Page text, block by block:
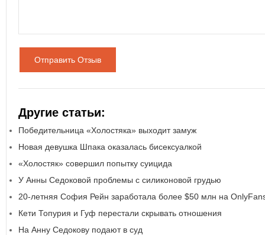
Отправить Отзыв
Другие статьи:
Победительница «Холостяка» выходит замуж
Новая девушка Шпака оказалась бисексуалкой
«Холостяк» совершил попытку суицида
У Анны Седоковой проблемы с силиконовой грудью
20-летняя София Рейн заработала более $50 млн на
Кети Топурия и Гуф перестали скрывать отношения
На Анну Седокову подают в суд